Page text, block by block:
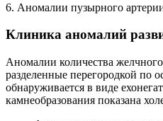
6. Аномалии пузырного
Клиника аномалий
Аномалии количества
разделенные перегородкой
обнаруживается в виде
камнеобразования показана